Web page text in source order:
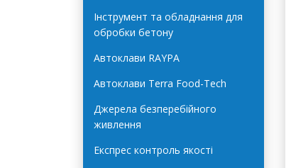
Категории
Інструмент та обладнання для
Автоклави Terra Food-Tech
Джерела безперебійного
живлення